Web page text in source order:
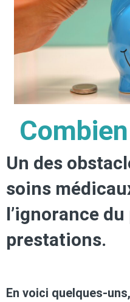
Un des
soins
l’ignorance
prestations.
En voici quelques-